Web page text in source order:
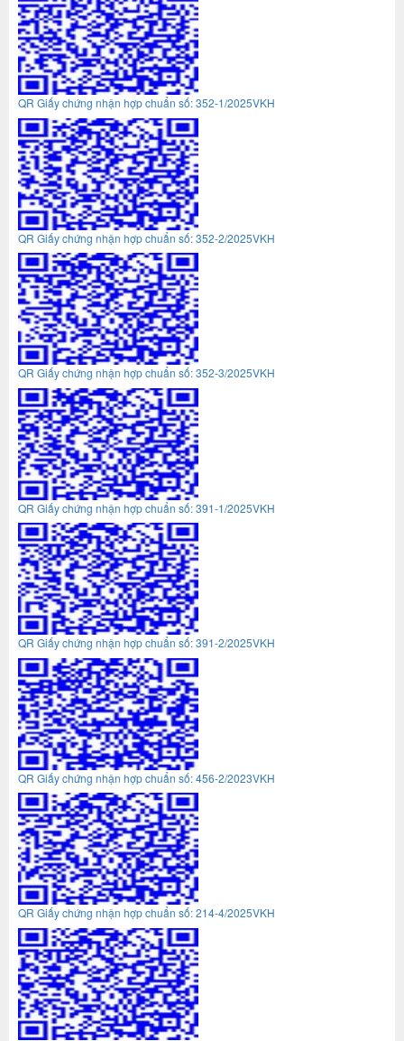
QR Giấy chứng nhận hợp chuẩn số: 352-1/2025VKH
QR Giấy chứng nhận hợp chuẩn số: 352-2/2025VKH
QR Giấy chứng nhận hợp chuẩn số: 352-3/2025VKH
QR Giấy chứng nhận hợp chuẩn số: 391-1/2025VKH
QR Giấy chứng nhận hợp chuẩn số: 391-2/2025VKH
QR Giấy chứng nhận hợp chuẩn số: 456-2/2023VKH
QR Giấy chứng nhận hợp chuẩn số: 214-4/2025VKH